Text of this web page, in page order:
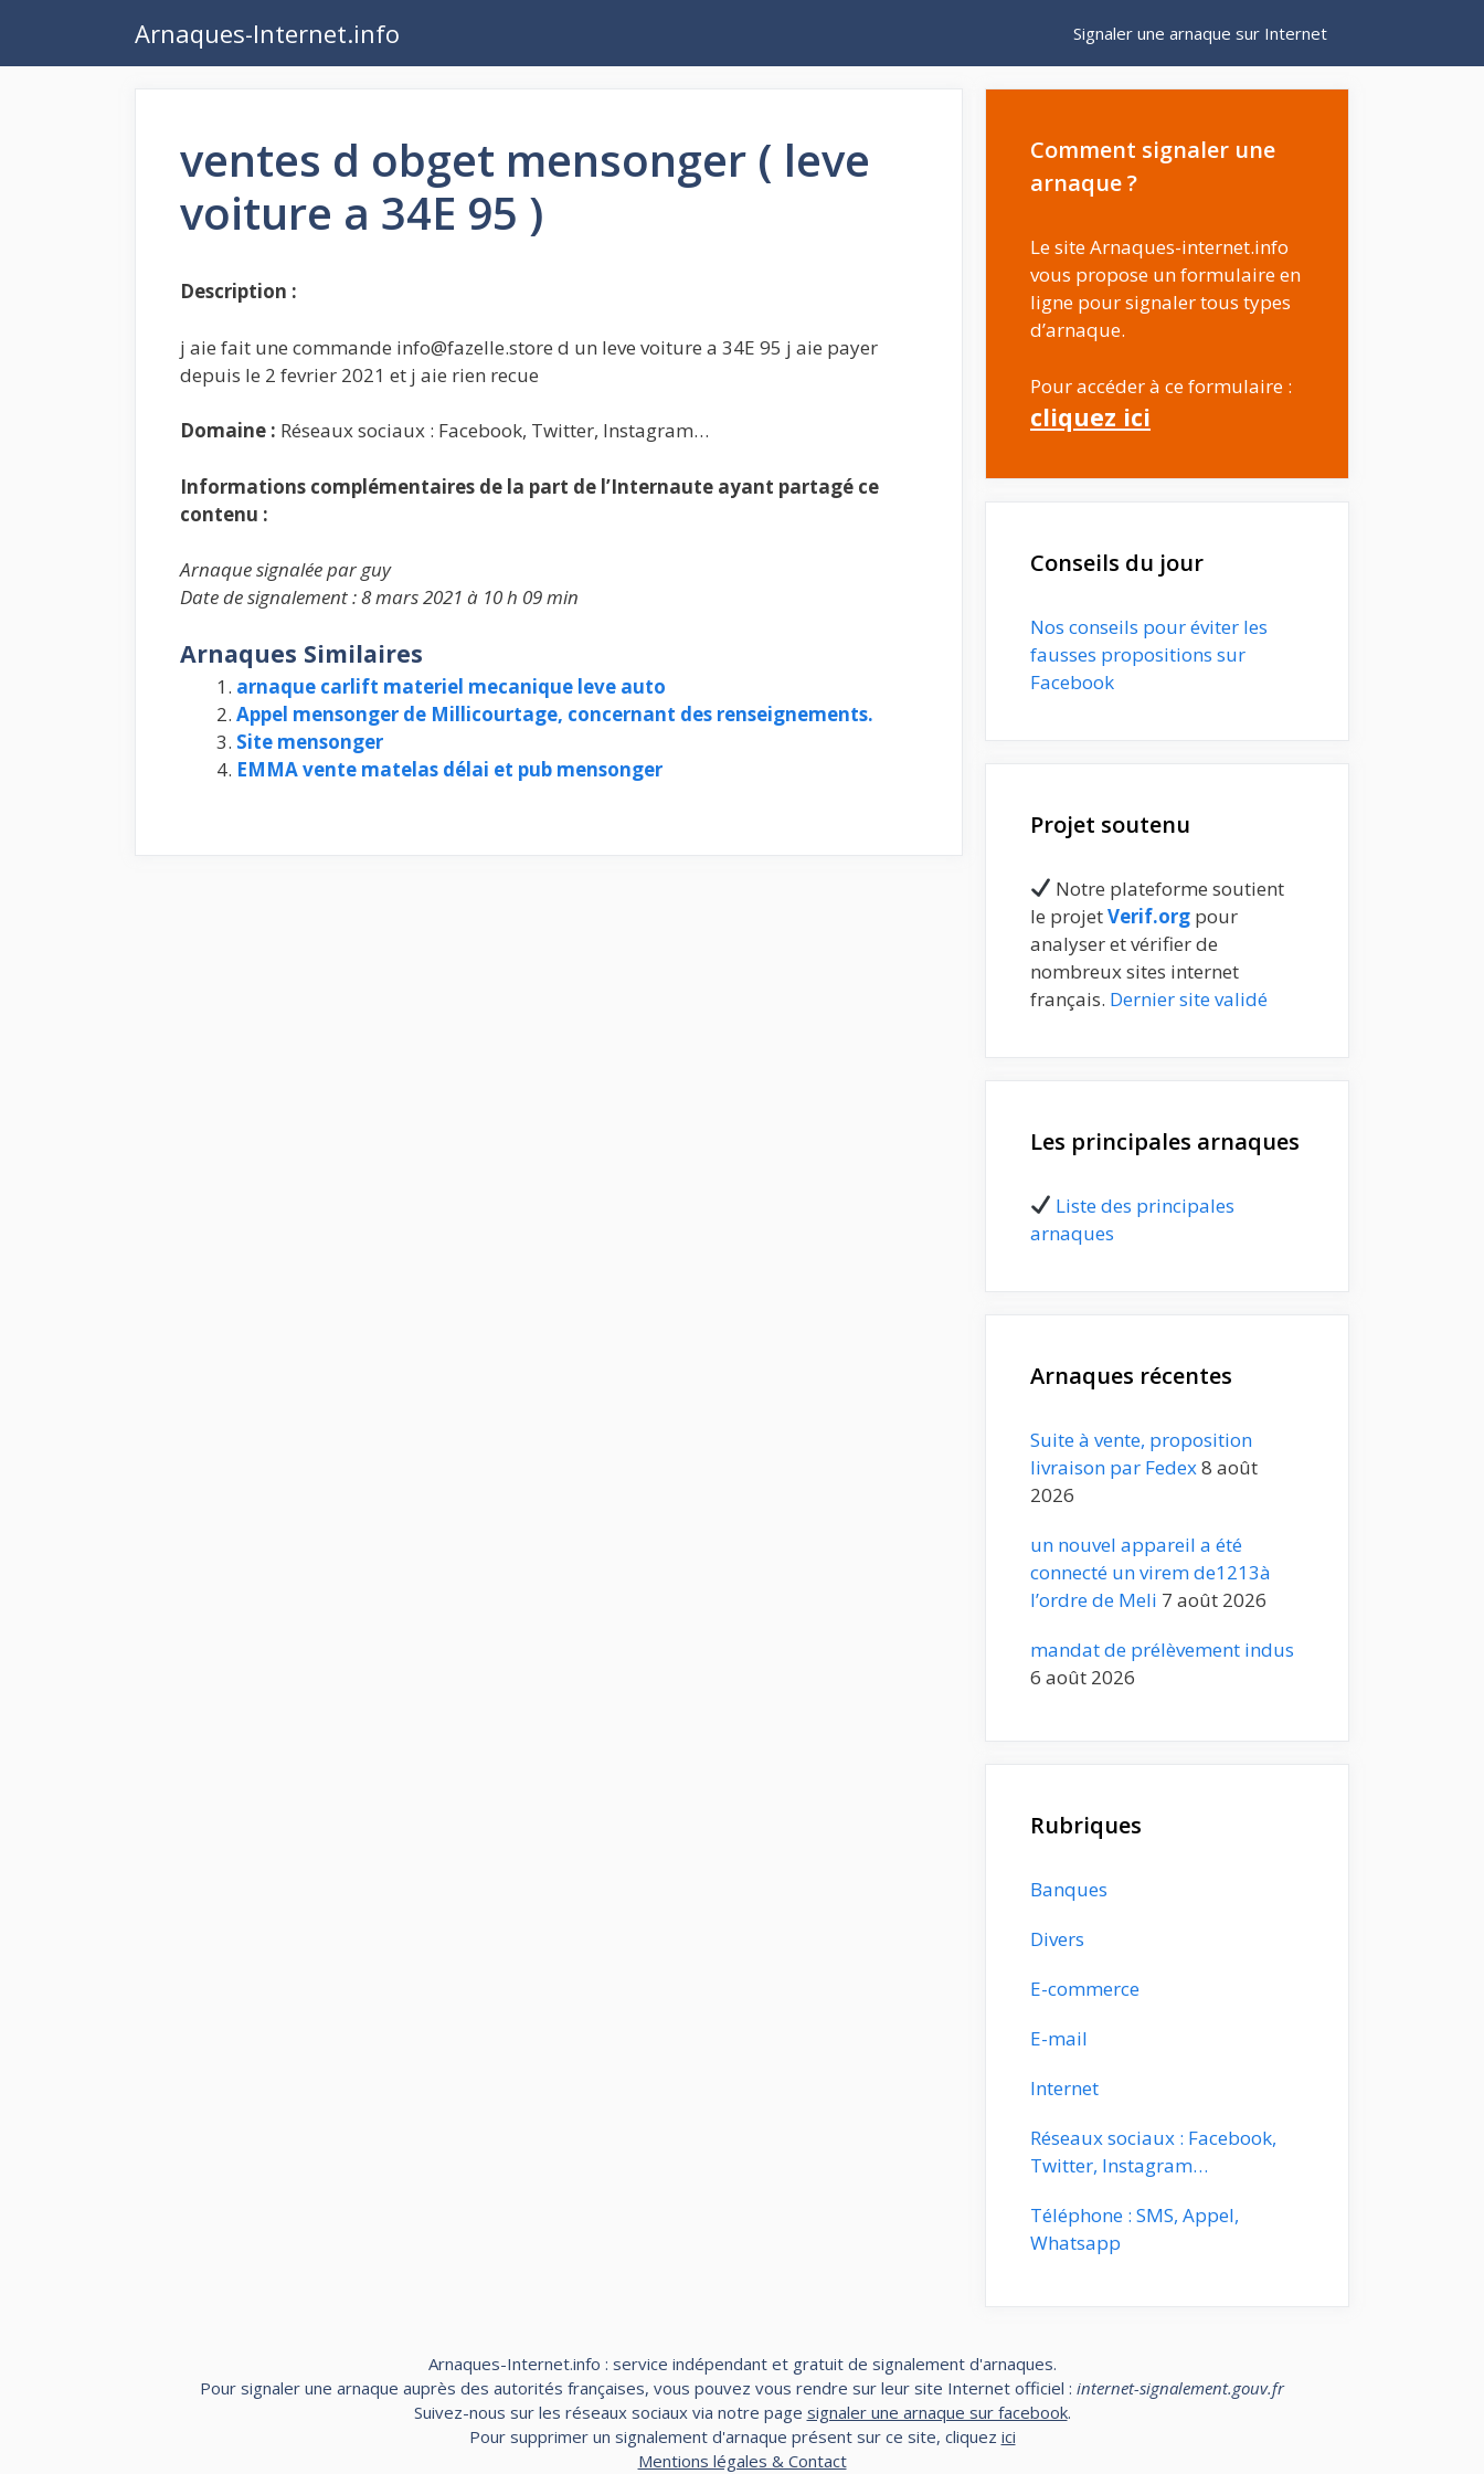
contenu
Arnaques-Internet.info Signaler une arnaque sur Internet
ventes d obget mensonger ( leve
voiture a 34E 95 )
Description :
j aie fait une commande info@fazelle.store d un leve voiture a 34E 95 j aie payer
depuis le 2 fevrier 2021 et j aie rien recue
Domaine : Réseaux sociaux : Facebook, Twitter, Instagram…
Informations complémentaires de la part de l’Internaute ayant partagé ce
contenu :
Arnaque signalée par guy
Date de signalement : 8 mars 2021 à 10 h 09 min
Arnaques Similaires
arnaque carlift materiel mecanique leve auto
Appel mensonger de Millicourtage, concernant des renseignements.
Site mensonger
EMMA vente matelas délai et pub mensonger
Comment signaler une
arnaque ?
Le site Arnaques-internet.info
vous propose un formulaire en
ligne pour signaler tous types
d’arnaque.
Pour accéder à ce formulaire :
cliquez ici
Conseils du jour
Nos conseils pour éviter les
fausses propositions sur
Facebook
Projet soutenu
Notre plateforme soutient
le projetVerif.org pour
analyser et vérifier de
nombreux sites internet
français. Dernier site validé
Les principales arnaques
Liste des principales
arnaques
Arnaques récentes
Suite à vente, proposition
livraison par Fedex8 août
2026
un nouvel appareil a été
connecté un virem de1213à
l’ordre de Meli 7 août 2026
mandat de prélèvement indus
6 août 2026
Rubriques
Banques
Divers
E-commerce
E-mail
Internet
Réseaux sociaux : Facebook,
Twitter, Instagram…
Téléphone : SMS, Appel,
Whatsapp
Arnaques-Internet.info : service indépendant et gratuit de signalement d'arnaques.
Pour signaler une arnaque auprès des autorités françaises, vous pouvez vous rendre sur leur site Internet officiel : internet-signalement.gouv.fr
Suivez-nous sur les réseaux sociaux via notre page signaler une arnaque sur facebook.
Pour supprimer un signalement d'arnaque présent sur ce site, cliquez ici
Mentions légales & Contact